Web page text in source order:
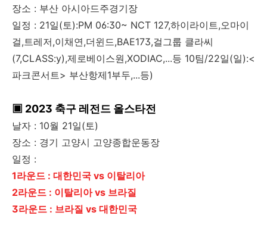
장소 : 부산 아시아드주경기장
일정 : 21일(토):PM 06:30~ NCT 127,하이라이트,오마이
걸,트레저,이채연,더윈드,BAE173,걸그룹 클라씨
(7,CLASS:y),제로베이스원,XODIAC,...등 10팀/22일(일):<
파크콘서트> 부산항제1부두,...등)
▣ 2023 축구 레전드 올스타전
날자 : 10월 21일(토)
장소 : 경기 고양시 고양종합운동장
일정 :
1라운드 : 대한민국 vs 이탈리아
2라운드 : 이탈리아 vs 브라질
3라운드 : 브라질 vs 대한민국